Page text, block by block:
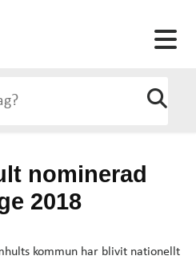
nominerad
2018
kommun har blivit nationellt